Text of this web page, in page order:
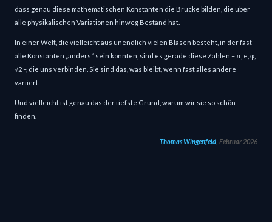
dass genau diese mathematischen Konstanten die Brücke bilden, die über
alle physikalischen Variationen hinweg Bestand hat.
In einer Welt, die vielleicht aus unendlich vielen Blasen besteht, in der fast
alle Konstanten „anders“ sein könnten, sind es gerade diese Zahlen – π, e, φ,
√2 –, die uns verbinden. Sie sind das, was bleibt, wenn fast alles andere
variiert.
Und vielleicht ist genau das der tiefste Grund, warum wir sie so schön
finden.
Thomas Wingenfeld , Februar 2026